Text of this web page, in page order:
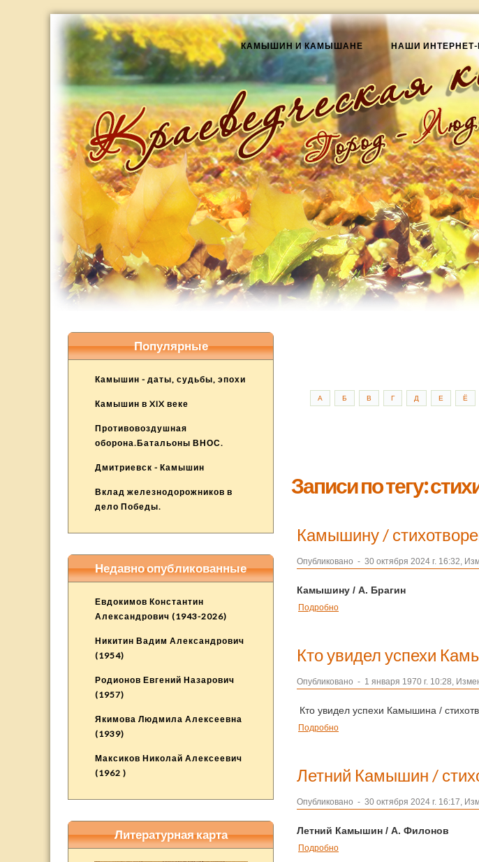
КАМЫШИН И КАМЫШАНЕ НАШИ
А Б В Г Д Е Ё
Записи по тегу:
Камышину /
Опубликовано - 30 октября 2024 г. 16:32,
Камышину / А. Брагин
Подробно
Кто увидел успехи
Опубликовано - 1 января 1970 г. 10:28,
Кто увидел успехи Камышина /
Подробно
Летний Камышин /
Опубликовано - 30 октября 2024 г. 16:17,
Летний Камышин / А. Филонов
Подробно
Популярные
Камышин - даты, судьбы, эпохи
Камышин в XIX веке
Противовоздушная
оборона.Батальоны ВНОС.
Дмитриевск - Камышин
Вклад железнодорожников в
дело Победы.
Недавно опубликованные
Евдокимов Константин
Александрович (1943-2026)
Никитин Вадим Александрович
(1954)
Родионов Евгений Назарович
(1957)
Якимова Людмила Алексеевна
(1939)
Максиков Николай Алексеевич
(1962 )
Литературная карта